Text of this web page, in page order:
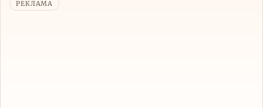
РЕКЛАМА